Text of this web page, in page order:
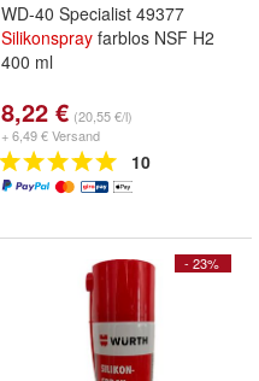
WD-40 Specialist 49377
Silikonspray farblos NSF H2
400 ml
8,22 € (20,55 €/l)
+ 6,49 € Versand
10
- 23%